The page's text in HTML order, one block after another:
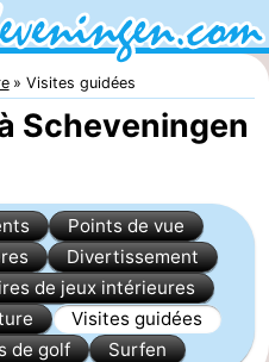
Visites guidées
Scheveningen
Points de vue
Divertissement
de jeux intérieures
Visites guidées
de golf Surfen